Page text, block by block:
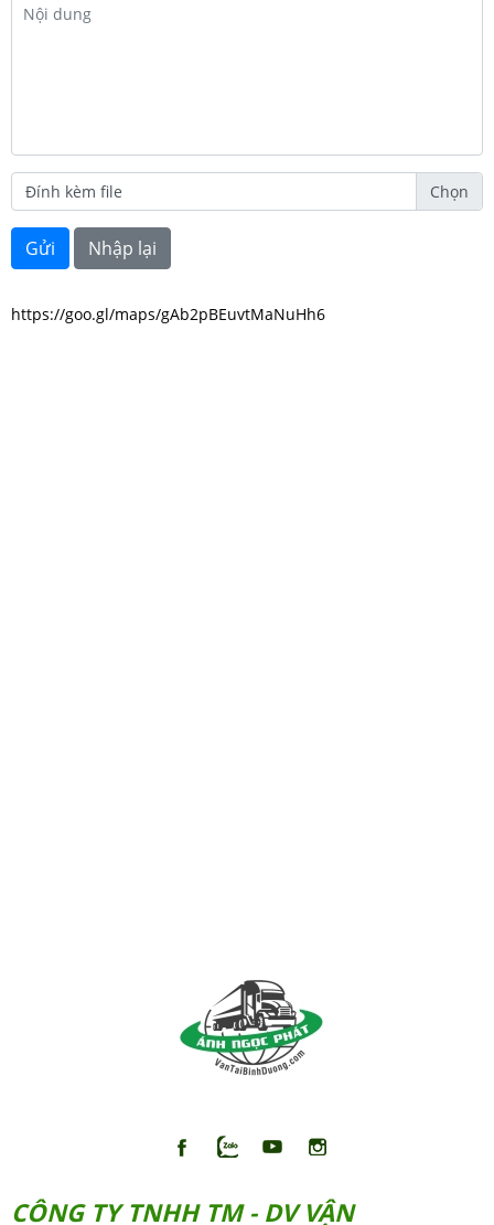
Đính kèm file
https://goo.gl/maps/gAb2pBEuvtMaNuHh6
CÔNG TY TNHH TM - DV VẬN